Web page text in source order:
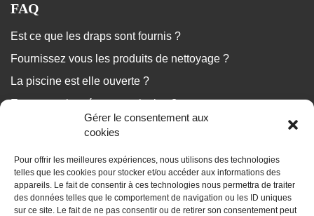
Gérer le consentement aux
cookies
Pour offrir les meilleures expériences, nous utilisons des technologies
telles que les cookies pour stocker et/ou accéder aux informations des
appareils. Le fait de consentir à ces technologies nous permettra de traiter
des données telles que le comportement de navigation ou les ID uniques
sur ce site. Le fait de ne pas consentir ou de retirer son consentement peut
FAQ
Est ce que les draps sont fournis ?
Fournissez vous les produits de nettoyage ?
La piscine est elle ouverte ?
Est ce que le ménage est inclus ?
Nous répondons à vos questions